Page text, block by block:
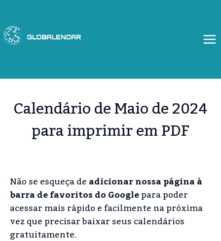
content
Calendário de Maio de 2024
para imprimir em PDF
Não se esqueça deadicionar nossa página à
barra de favoritos do Googlepara poder
acessar mais rápido e facilmente na próxima
vez que precisar baixar seus calendários
gratuitamente.